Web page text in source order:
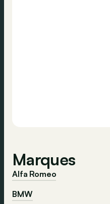
Marques
Alfa Romeo
BMW